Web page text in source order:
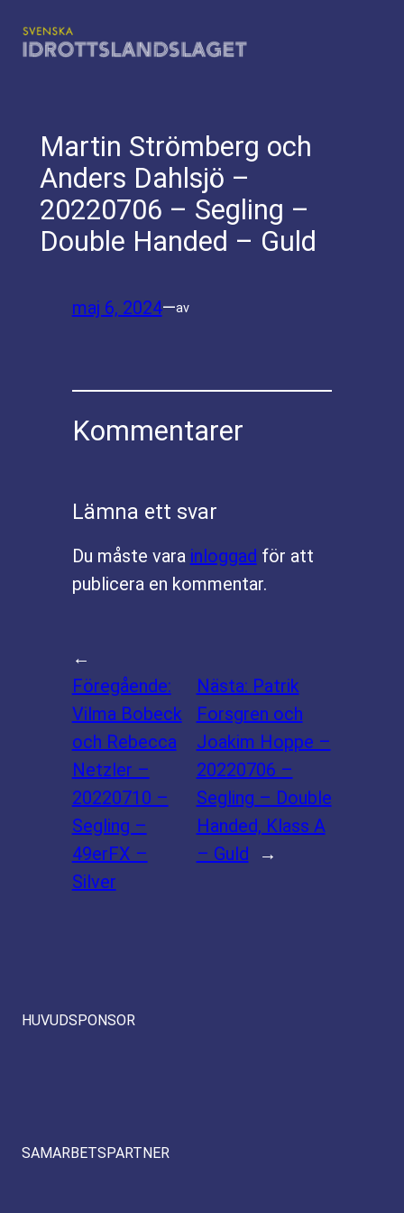
till
Martin Strömberg och
Anders Dahlsjö –
20220706 – Segling –
Double Handed – Guld
maj 6, 2024—av
Kommentarer
Lämna ett svar
Du måste vara inloggad för att
publicera en kommentar.
←
Föregående:
Vilma Bobeck
och Rebecca
Netzler –
20220710 –
Segling –
49erFX –
Silver
Nästa: Patrik
Forsgren och
Joakim Hoppe –
20220706 –
Segling – Double
Handed, Klass A
– Guld
→
HUVUDSPONSOR
SAMARBETSPARTNER